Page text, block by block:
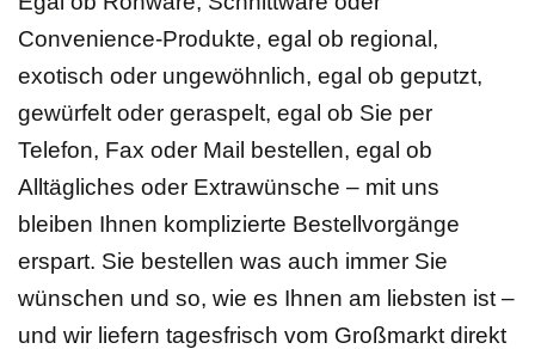
Convenience-Produkte, egal ob regional,
exotisch oder ungewöhnlich, egal ob geputzt,
gewürfelt oder geraspelt, egal ob Sie per
Telefon, Fax oder Mail bestellen, egal ob
Alltägliches oder Extrawünsche – mit uns
bleiben Ihnen komplizierte Bestellvorgänge
erspart. Sie bestellen was auch immer Sie
wünschen und so, wie es Ihnen am liebsten ist –
und wir liefern tagesfrisch vom Großmarkt direkt